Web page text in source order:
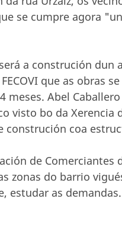
se cumpre agora
a construción dun
que as obras
Abel
visto bo da Xerencia
construción coa
de Comerciantes
zonas do barrio
estudar as demandas.